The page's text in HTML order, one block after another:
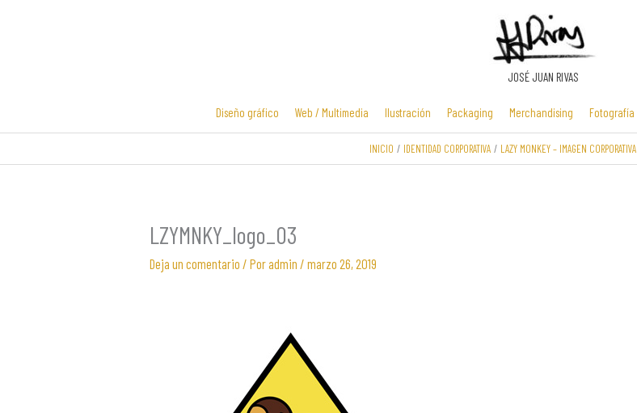
JOSÉ JUAN RIVAS
Diseño gráfico
Identidad
Web / Multimedia
Diseño y
Manuales y
Ilustración Packaging Merchandising Fotografía
INICIO IDENTIDAD CORPORATIVA LAZY MONKEY – IMAGEN CORPORATIVA
LZYMNKY_logo_03
Deja un comentario / Poradmin / marzo 26, 2019